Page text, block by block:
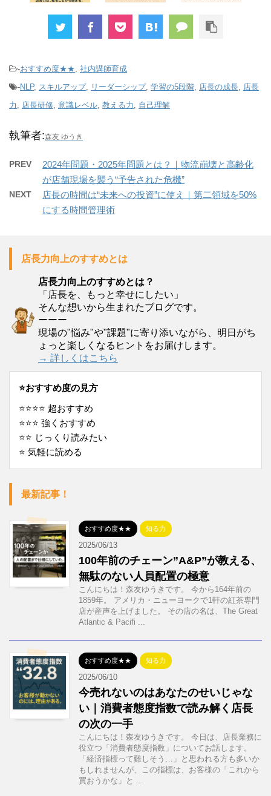
-おすすめ度★★, 社内講師育成
-NLP, スキルアップ, リーダーシップ, 学習の5段階, 店長の成長, 店長
力 , 店長研修, 意識レベル, 教える力 , 自己理解
執筆者:森友 ゆうき
PREV
2024年問題・2025年問題とは？｜物流崩壊と高齢化
が店舗現場を襲う“予告された危機”
NEXT
店長の時間は“未来への投資”に使え｜第二領域を50%
にする時間管理術
店長力向上のすすめとは
店長力向上のすすめとは？
「店長を、もっと幸せにしたい」
そんな想いから生まれたブログです。
ーーー
現場の"悩み"や"課題"に寄り添いながら、明日がち
ょっと楽しくなるヒントをお届けします。
→ 詳しくはこちら
⭐️おすすめ度の見方
⭐️⭐️⭐️⭐️ 超おすすめ
⭐️⭐️⭐️ 強くおすすめ
⭐️⭐️ じっくり読みたい
⭐️ 気軽に読める
最新記事！
おすすめ度★★ 知る力
2025/06/13
100年前のチェーン”A&P”が教える、
無駄のない人員配置の極意
こんにちは！森友ゆうきです。 今から164年前の
1859年。 アメリカ・ニューヨークで1軒の紅茶専門
店が産声を上げました。 その店の名は、The Great
Atlantic & Pacifi ...
おすすめ度★★ 知る力
2025/06/10
今売れないのはあなたのせいじゃな
い｜消費者態度指数で読み解く店長
の次の一手
こんにちは！森友ゆうきです。 今日は、店長業務に
役立つ「消費者態度指数」についてお話します。
「経済指標って難しそう…」と思われる方も多いか
もしれませんが、この指標は、お客様の「これから
買おうかな」と ...